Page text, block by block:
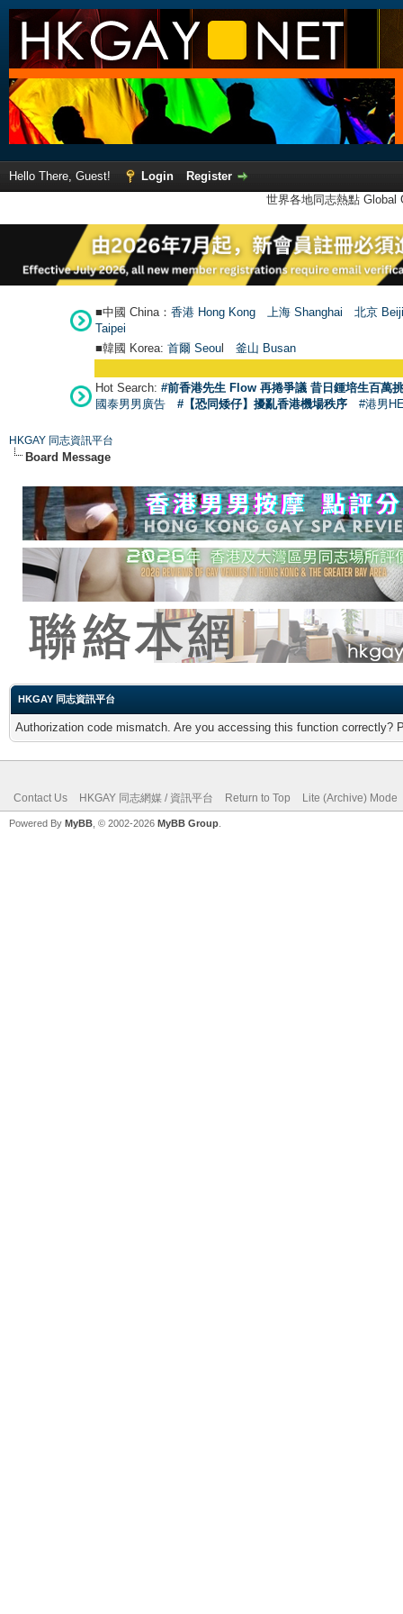
Hello There, Guest! Login
Register
世界各地同志熱點
■中國 China： 香港 Hong Kong 上海 Shanghai
北京
Taipei
■韓國 Korea: 首爾 Seoul 釜山 Busan
Hot Search: #前香港先生 Flow 再捲爭議 昔日鍾培生百萬
國泰男男廣告
#【恐同矮仔】擾亂香港機場秩序 #港男
HKGAY 同志資訊平台
Board Message
HKGAY 同志資訊平台
Authorization code mismatch. Are you accessing this function correctly?
Contact Us HKGAY 同志網媒 / 資訊平台 Return to Top Lite (Archive) Mode
Powered By MyBB , © 2002-2026 MyBB Group